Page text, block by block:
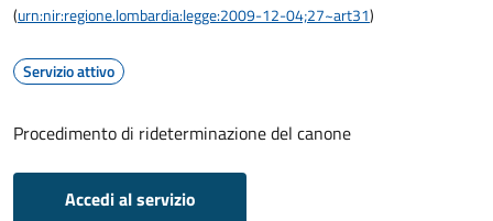
(urn:nir:regione.lombardia:legge:2009-12-04;27~art31)
Servizio attivo
Procedimento di rideterminazione del canone
Accedi al servizio